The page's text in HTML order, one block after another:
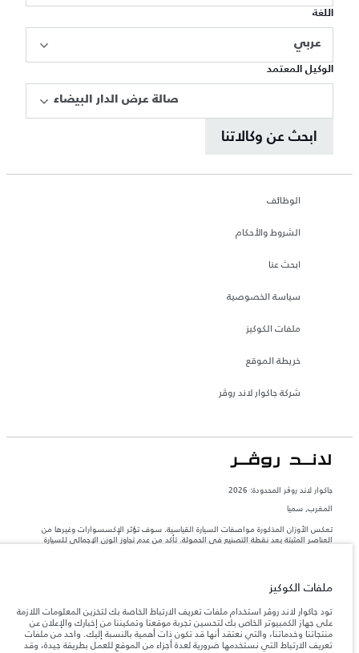
اللغة
عربي
الوكيل المعتمد
صالة عرض الدار البيضاء
ابحث عن وكالاتنا
الوظائف
الشروط والأحكام
ابحث عنا
سياسة الخصوصية
ملفات الكوكيز
خريطة الموقع
شركة جاكوار لاند روڤر
جاكوار لاند روڨر المحدودة: 2026
المغرب, سميا
تعكس الأوزان المذكورة مواصفات السيارة القياسية. سوف تؤثر الإكسسوارات وغيرها من
العناصر المثبتة بعد نقطة التصنيع في الحمولة. تأكد من عدم تجاوز الوزن الإجمالي للسيارة
المعلومات والمواصفات والأسعار والألوان المذكورة على هذا الموقع قد تختلف من بلد إلى
آخر، كما أنّها قد تتغير بدون إشعار مسبق. الرجاء التواصل مع وكيلنا المحلي للتأكد من توفّرها
والتحقق من الأسعار.
ملاحظة مهمة حول الصور والمواصفات.إن النقص العالمي في أشباه الموصلات يؤثر حاليًا
في مواصفات تصميم السيارات وتوفر الخيارات وتوقيتات التصاميم. هذا ظرف ديناميكي
ملفات الكوكيز
تود جاكوار لاند روڤر استخدام ملفات تعريف الارتباط الخاصة بك لتخزين المعلومات اللازمة
على جهاز الكمبيوتر الخاص بك لتحسين تجربة موقعنا وتمكيننا من إخبارك والإعلان عن
منتجاتنا وخدماتنا، والتي نعتقد أنها قد تكون ذات أهمية بالنسبة إليك. واحد من ملفات
تعريف الارتباط التي نستخدمها ضرورية لعدة أجزاء من الموقع للعمل بطريقة جيدة، وقد